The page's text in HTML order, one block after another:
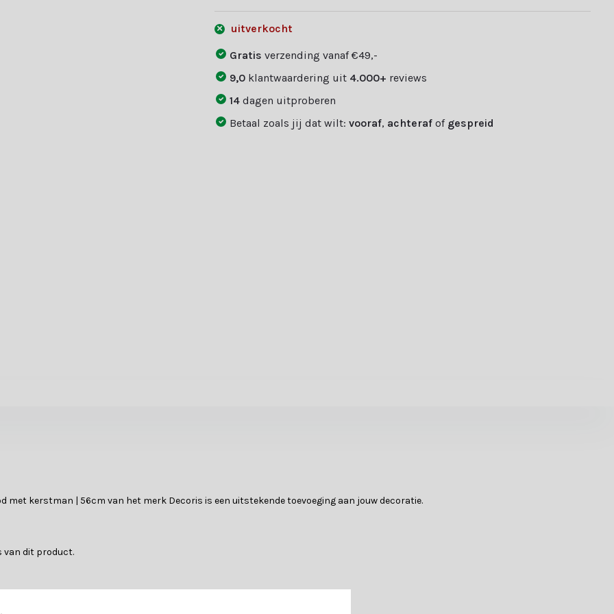
uitverkocht
Gratisverzending vanaf €49,-
9,0 klantwaardering uit 4.000+ reviews
14dagen uitproberen
Betaal zoals jij dat wilt:vooraf, achteraf of gespreid
kerstman | 56cm van het merk Decoris is een uitstekende toevoeging aan jouw decoratie.
van dit product.